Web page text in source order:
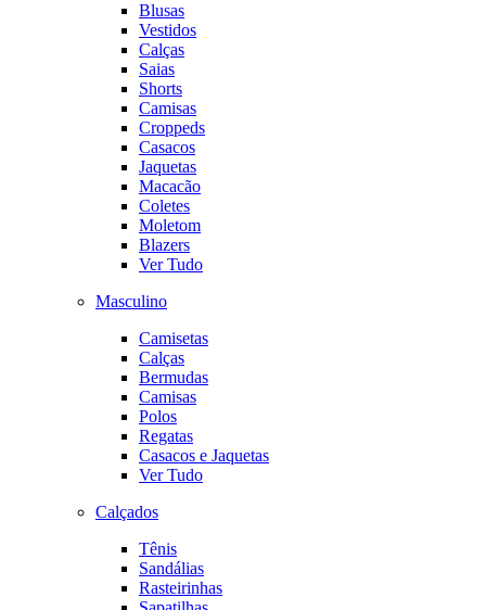
Blusas
Vestidos
Calças
Saias
Shorts
Camisas
Croppeds
Casacos
Jaquetas
Macacão
Coletes
Moletom
Blazers
Ver Tudo
Masculino
Camisetas
Calças
Bermudas
Camisas
Polos
Regatas
Casacos e Jaquetas
Ver Tudo
Calçados
Tênis
Sandálias
Rasteirinhas